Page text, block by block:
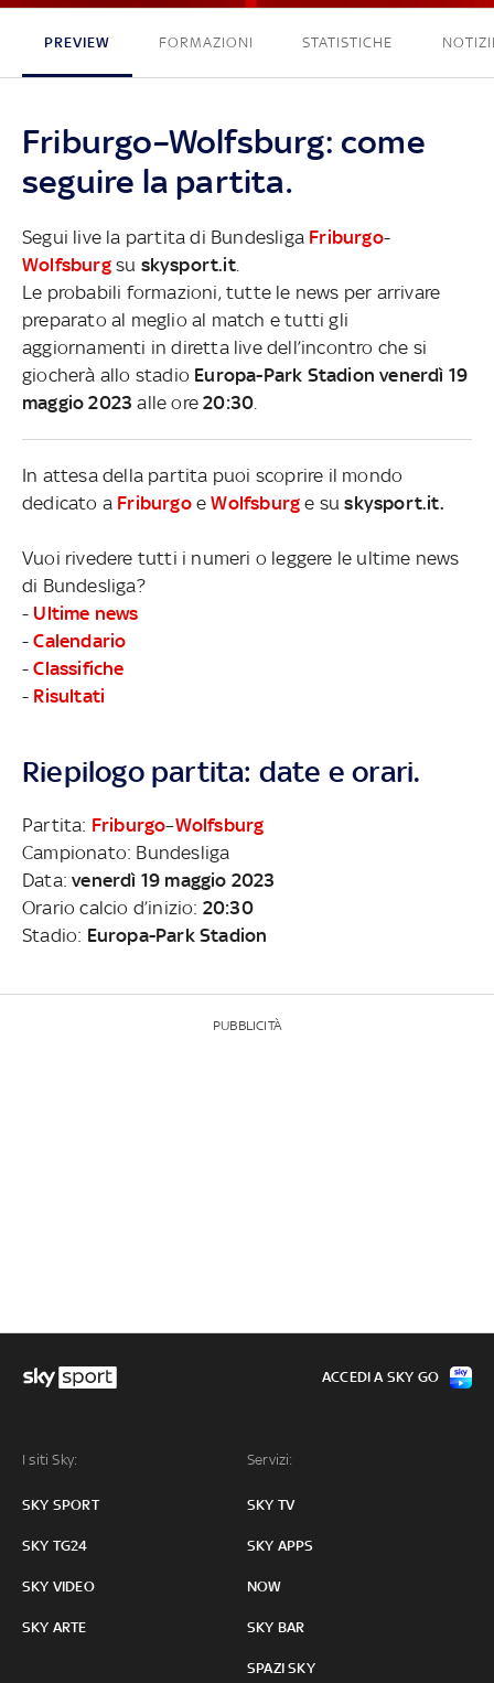
PREVIEW FORMAZIONI STATISTICHE
Friburgo–Wolfsburg: come
seguire la partita.
Segui live la partita di Bundesliga Friburgo-
Wolfsburgsu skysport.it.
Le probabili formazioni, tutte le news per arrivare
preparato al meglio al match e tutti gli
aggiornamenti in diretta live dell’incontro che si
giocherà allo stadio Europa-Park Stadion venerdì 19
maggio 2023 alle ore20:30
In attesa della partita puoi scoprire il mondo
dedicato a FriburgoeWolfsburg e suskysport.it.
Vuoi rivedere tutti i numeri o leggere le ultime news
di Bundesliga?
- Ultime news
-Calendario
-Classifiche
- Risultati
Riepilogo partita: date e orari.
Partita: Friburgo–Wolfsburg
Campionato: Bundesliga
Data:venerdì 19 maggio 2023
Orario calcio d’inizio: 20:30
Stadio: Europa-Park Stadion
PUBBLICITÀ
I siti Sky:
SKY SPORT
SKY TG24
SKY VIDEO
SKY ARTE
Servizi:
SKY TV
SKY APPS
NOW
SKY BAR
SPAZI SKY
ACCEDI A SKY GO